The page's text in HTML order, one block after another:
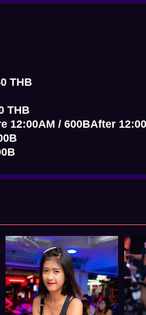
THB
THB
12:00AM / 600BAfter